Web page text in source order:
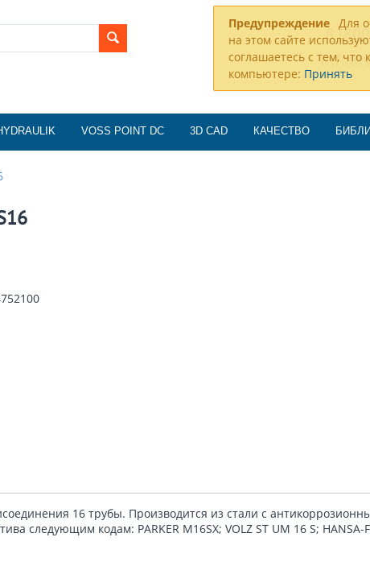
Предупреждение Для
на этом сайте
соглашаетесь с тем, что
компьютере: Принять
8
VOSS POINT DC 3D CAD КАЧЕСТВО
16 трубы. Производится из стали с
следующим кодам: PARKER M16SX; VOLZ ST UM 16 S; HANSA-